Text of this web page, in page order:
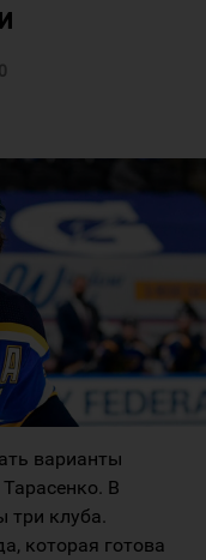
варианты
В
три клуба.
которая готова